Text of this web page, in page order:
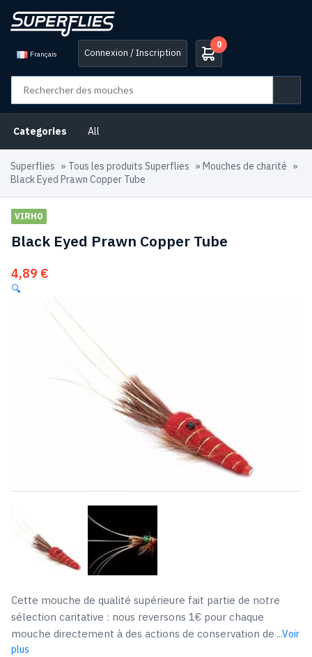
Français Connexion / Inscription
0
Categories All
Superflies » Tous les produits Superflies » Mouches de charité »
Black Eyed Prawn Copper Tube
VIRHO
Black Eyed Prawn Copper Tube
4,89 €
🔍
Cette mouche de qualité supérieure fait partie de notre
sélection caritative : nous reversons 1€ pour chaque
mouche directement à des actions de conservation de ...Voir
plus